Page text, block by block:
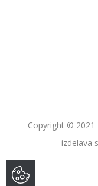
Copyright © 2021
izdelava